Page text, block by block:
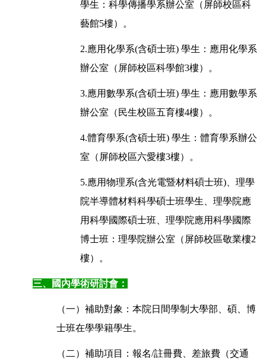
學生：科學傳播學系辦公室（屏師校區科
藝館5樓）。
2.應用化學系(含碩士班) 學生：應用化學系
辦公室（屏師校區科學館3樓）。
3.應用數學系(含碩士班) 學生：應用數學系
辦公室（民生校區五育樓4樓）。
4.體育學系(含碩士班) 學生：體育學系辦公
室（屏師校區六愛樓3樓）。
5.應用物理系(含光電暨材料碩士班)、理學
院半導體材料科學碩士班學生、理學院應
用科學國際碩士班、理學院應用科學國際
博士班：理學院辦公室（屏師校區敬業樓2
樓）。
三、國內學術研討會：
（一）補助對象：本院日間學制大學部、碩、博
士班在學學籍學生。
（二）補助項目：報名/註冊費、差旅費（交通